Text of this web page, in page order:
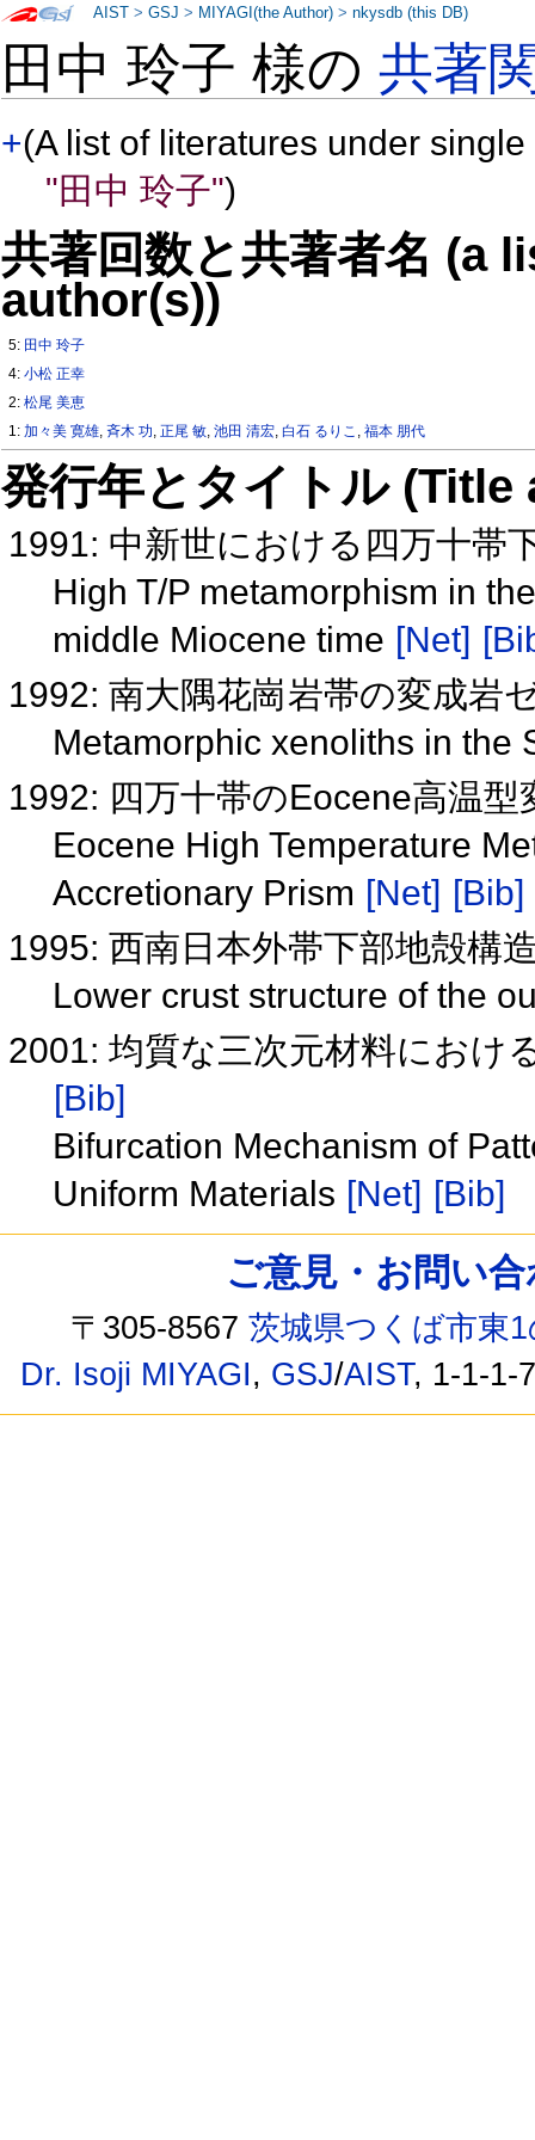
田中 玲子 様の共著
+(A list of literatures under
"田中 玲子")
共著回数と共著者名 (a
author(s))
5: 田中 玲子
4:小松 正幸
2:松尾 美恵
1:加々美 寛雄,斉木 功,正尾 敏,池田 清宏,白石 るりこ ,福本 朋代
発行年とタイトル
1991: 中新世における四万十帯
High T/P metamorphism in
middle Miocene time [Net]
1992: 南大隅花崗岩帯の変成岩
Metamorphic xenoliths in the
1992: 四万十帯のEocene高温
Eocene High Temperature
Accretionary Prism [Net] [Bib]
1995: 西南日本外帯下部地殻構
Lower crust structure of the
2001: 均質な三次元材料にお
[Bib]
Bifurcation Mechanism of
Uniform Materials [Net] [Bib]
AIST >GSJ > MIYAGI(the Author) >nkysdb (this DB)
ご意見・お問い
〒305-8567茨城県つくば市東
Dr. Isoji MIYAGI, GSJ/AIST, 1-1-1-